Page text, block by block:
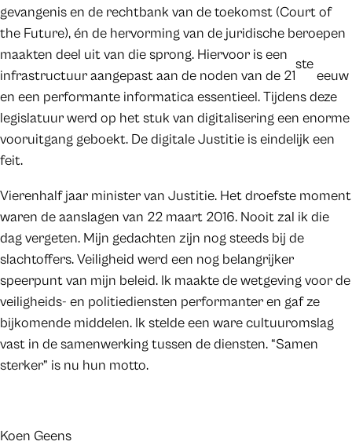
gevangenis en de rechtbank van de toekomst (Court of
the Future), én de hervorming van de juridische beroepen
maakten deel uit van die sprong. Hiervoor is een
infrastructuur aangepast aan de noden van de 21
ste
eeuw
en een performante informatica essentieel. Tijdens deze
legislatuur werd op het stuk van digitalisering een enorme
vooruitgang geboekt. De digitale Justitie is eindelijk een
feit.
Vierenhalf jaar minister van Justitie. Het droefste moment
waren de aanslagen van 22 maart 2016. Nooit zal ik die
dag vergeten. Mijn gedachten zijn nog steeds bij de
slachtoffers. Veiligheid werd een nog belangrijker
speerpunt van mijn beleid. Ik maakte de wetgeving voor de
veiligheids- en politiediensten performanter en gaf ze
bijkomende middelen. Ik stelde een ware cultuuromslag
vast in de samenwerking tussen de diensten. “Samen
sterker” is nu hun motto.
Koen Geens